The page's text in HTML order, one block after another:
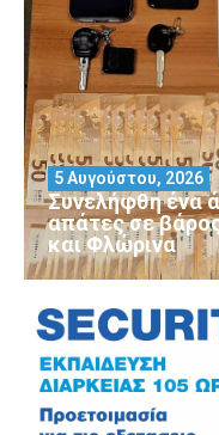
Συνελήφθη ένα
απάτες σε
και Φλώρινα
5 Αυγούστου, 2026